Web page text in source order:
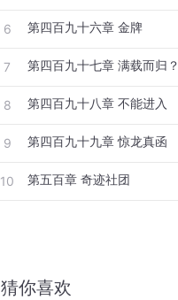
6 第四百九十六章 金牌
7 第四百九十七章 满载而归？
8 第四百九十八章 不能进入
9 第四百九十九章 惊龙真函
10 第五百章 奇迹社团
猜你喜欢